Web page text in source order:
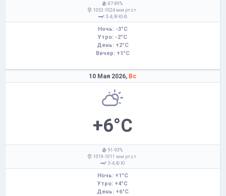
: 87-89%
: 1032-1024 мм рт.ст.
: 3-4,
Ю-В
Ночь: -3°C
Утро: -2°C
День: +2°C
Вечер: +1°C
10 Мая 2026, Вс
+6°C
: 91-93%
: 1019-1011 мм рт.ст.
: 3-4,
Ю
Ночь: +1°C
Утро: +4°C
День: +6°C